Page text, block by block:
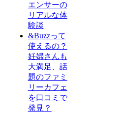
エンサーの
リアルな体
験談
&Buzzって
使えるの？
妊婦さんも
大満足、話
題のファミ
リーカフェ
を口コミで
発見？